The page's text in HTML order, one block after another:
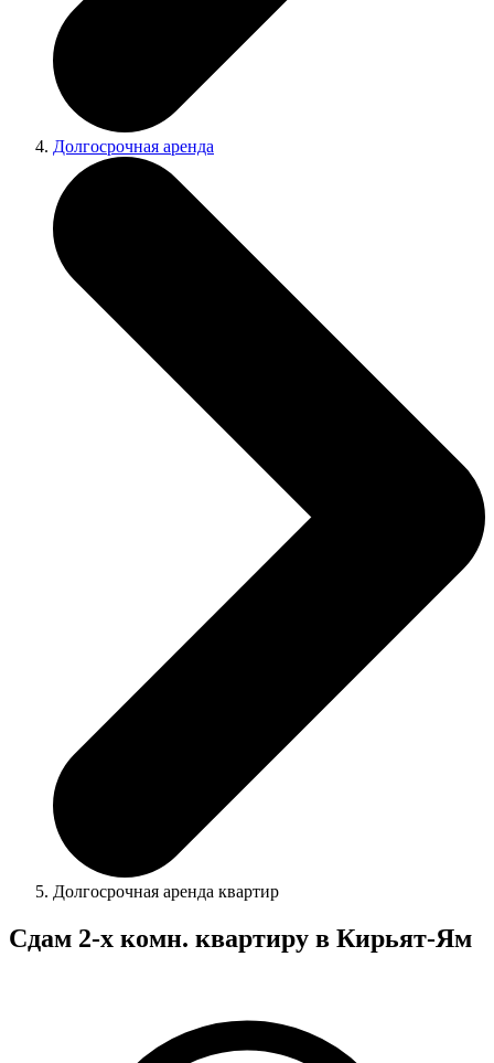
Долгосрочная аренда
Долгосрочная аренда квартир
Сдам 2-х комн. квартиру в Кирьят-Ям